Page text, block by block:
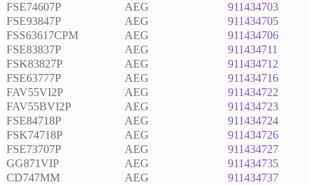
FSE74607P
AEG
911434703
FSE93847P
AEG
911434705
FSS63617CPM
AEG
911434706
FSE83837P
AEG
911434711
FSK83827P
AEG
911434712
FSE63777P
AEG
911434716
FAV55VI2P
AEG
911434722
FAV55BVI2P
AEG
911434723
FSE84718P
AEG
911434724
FSK74718P
AEG
911434726
FSE73707P
AEG
911434727
GG871VIP
AEG
911434735
CD747MM
AEG
911434737